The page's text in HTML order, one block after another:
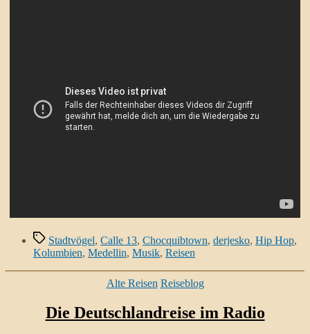
Schlagwörter
Stadtvögel, Calle 13, Chocquibtown, derjesko, Hip Hop,
Kolumbien, Medellin, Musik, Reisen
Kategorien
Alte Reisen Reiseblog
Die Deutschlandreise im Radio